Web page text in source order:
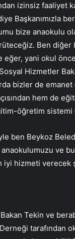
izinsiz faaliyet
Başkanımızla
bize anaokulu
Ben diğer
eğer, yani okul
Hizmetler
bizler de
hem de
öğretim
ben Beykoz
ve
iyi hizmeti
Bakan Tekin ve
tarafından